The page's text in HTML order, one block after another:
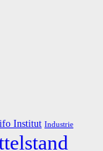
ifo Institut Industrie